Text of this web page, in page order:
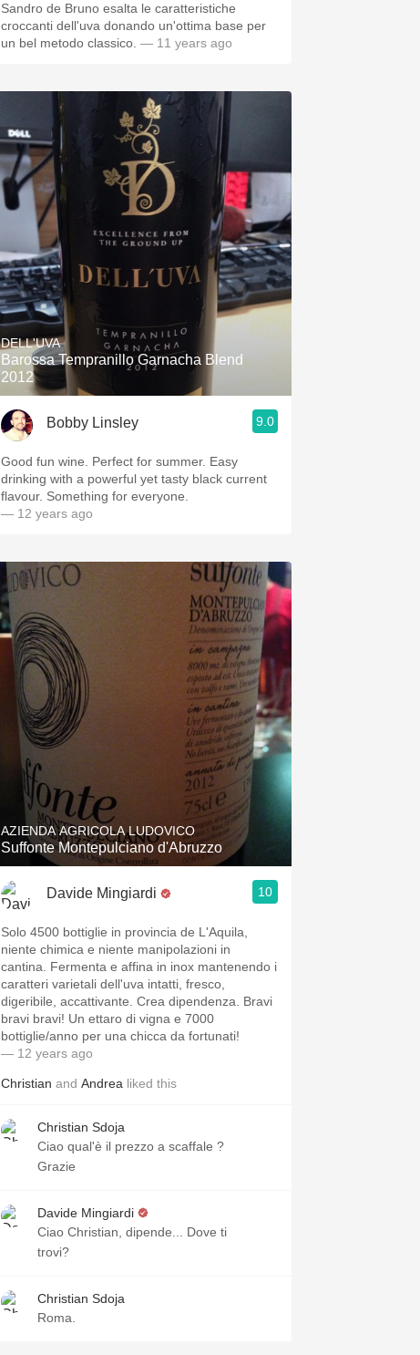
Sandro de Bruno esalta le caratteristiche
croccanti dell'uva donando un'ottima base per
un bel metodo classico. — 11 years ago
DELL'UVA
Barossa Tempranillo Garnacha Blend
2012
Bobby Linsley 9.0
Good fun wine. Perfect for summer. Easy
drinking with a powerful yet tasty black current
flavour. Something for everyone.
— 12 years ago
AZIENDA AGRICOLA LUDOVICO
Suffonte Montepulciano d'Abruzzo
Davide Mingiardi 10
Solo 4500 bottiglie in provincia de L'Aquila,
niente chimica e niente manipolazioni in
cantina. Fermenta e affina in inox mantenendo i
caratteri varietali dell'uva intatti, fresco,
digeribile, accattivante. Crea dipendenza. Bravi
bravi bravi! Un ettaro di vigna e 7000
bottiglie/anno per una chicca da fortunati!
— 12 years ago
Christian and Andrea liked this
Christian Sdoja
Ciao qual'è il prezzo a scaffale ?
Grazie
Davide Mingiardi
Ciao Christian, dipende... Dove ti
trovi?
Christian Sdoja
Roma.